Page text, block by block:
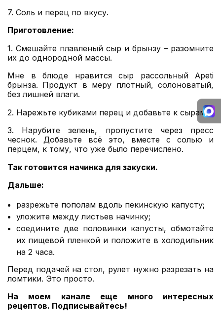
7. Соль и перец по вкусу.
Приготовление:
1. Смешайте плавленый сыр и брынзу – разомните
их до однородной массы.
Мне в блюде нравится сыр рассольный Apeti
брынза. Продукт в меру плотный, солоноватый,
без лишней влаги.
2. Нарежьте кубиками перец и добавьте к сырам.
3. Нарубите зелень, пропустите через пресс
чеснок. Добавьте всё это, вместе с солью и
перцем, к тому, что уже было перечислено.
Так готовится начинка для закуски.
Дальше:
разрежьте пополам вдоль пекинскую капусту;
уложите между листьев начинку;
соедините две половинки капусты, обмотайте
их пищевой пленкой и положите в холодильник
на 2 часа.
Перед подачей на стол, рулет нужно разрезать на
ломтики. Это просто.
На моем канале еще много интересных
рецептов. Подписывайтесь!